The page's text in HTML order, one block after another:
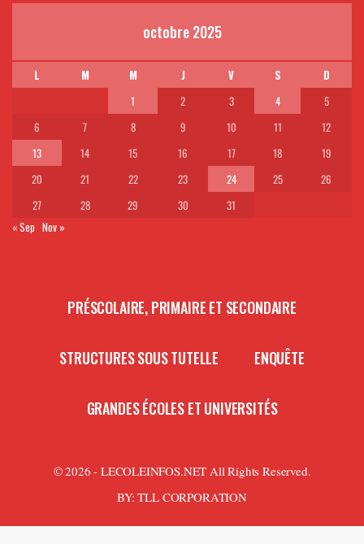
octobre 2025
L M M J V S
D
1
2 3 4
5
6
7 8 9 10 11
12
13
14 15 16 17 18
19
20
21 22 23 24 25
26
27
28 29 30
31
« Sep Nov »
PRÉSCOLAIRE, PRIMAIRE ET SECONDAIRE
STRUCTURES SOUS TUTELLE ENQUÊTE
GRANDES ÉCOLES ET UNIVERSITÉS
© 2026 - LECOLEINFOS.NET All Rights Reserved.
BY:TLL CORPORATION